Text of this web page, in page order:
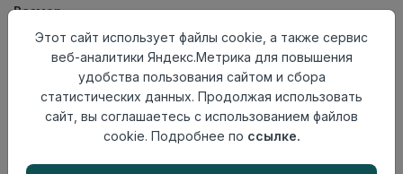
Размер
доски
Теплый пол
до +27 градусов
4V
Страна
Россия
Осталось400 упак
Этот сайт использует файлы cookie, а также сервис
веб-аналитики Яндекс.Метрика для повышения
удобства пользования сайтом и сбора
статистических данных. Продолжая использовать
сайт, вы соглашаетесь с использованием файлов
cookie. Подробнее по ссылке.